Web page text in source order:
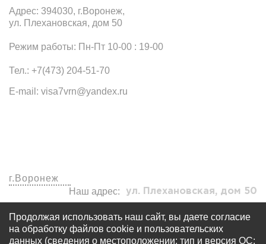
Адрес: 394030, г.Воронеж,
ул. Плехановская, дом 50
Режим работы: Пн-Пт 10-00 : 19-00
Тел.: +7(473) 204-51-70
E-mail: visa7vrn@yandex.ru
г.Воронеж
Наш адрес:
ул. Плехановская, дом 50
visa7vrn@yandex.ru
+7 (473) 204-51-70
Продолжая использовать наш сайт, вы даете согласие
на обработку файлов cookie и пользовательских
данных (сведения о местоположении; тип и версия ОС;